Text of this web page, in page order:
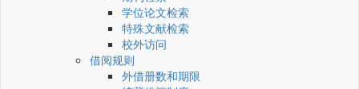
学位论文检索
特殊文献检索
校外访问
借阅规则
外借册数和期限